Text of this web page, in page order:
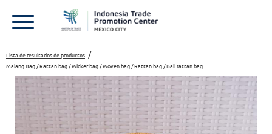
Lista de resultados de productos
Malang Bag / Rattan bag / Wicker bag / Woven bag / Rattan bag / Bali rattan bag